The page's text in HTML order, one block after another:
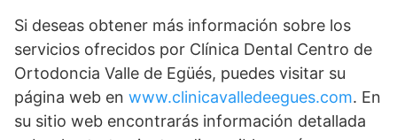
Si deseas obtener más información sobre los
servicios ofrecidos por Clínica Dental Centro de
Ortodoncia Valle de Egüés, puedes visitar su
página web en www.clinicavalledeegues.com. En
su sitio web encontrarás información detallada